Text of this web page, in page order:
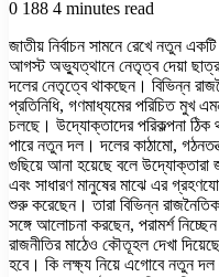
0 188 4 minutes read
জাতীয় নির্বাচন সামনে রেখে নতুন
আগস্ট অভ্যুত্থানে নেতৃত্ব দেয়া ছাত্র
দলের নেতৃত্বে থাকছেন। বিভিন্ন
প্রতিনিধি, গণমাধ্যমের পরিচিত মুখ
চলছে। উদ্যোক্তাদের পরিকল্পনা
পারে নতুন দল। দলের কাঠামো,
গুছিয়ে আনা হয়েছে বলে উদ্যোক্তারা
এবং সাধারণ মানুষের মাঝে এর
শুরু করেছেন। তারা বিভিন্ন
সঙ্গে আলোচনা করছেন, পরামর্শ
রাজনীতির মাঠেও কৌতূহল দেখা
হবে। কি লক্ষ্য নিয়ে এগোবে নতুন